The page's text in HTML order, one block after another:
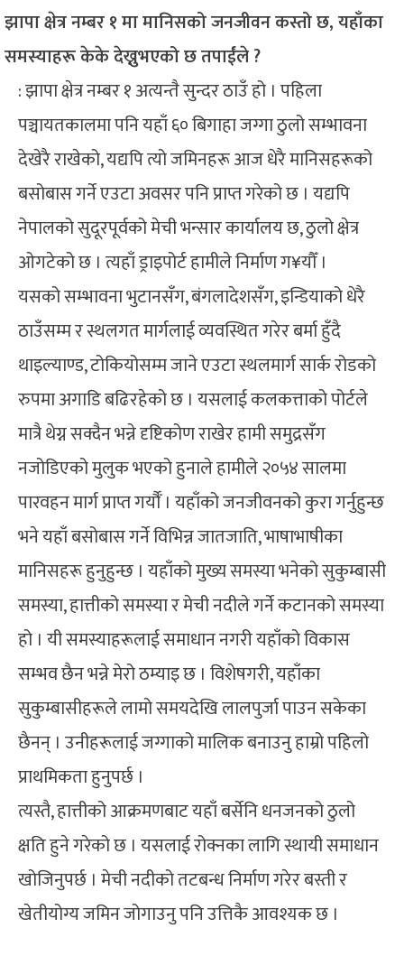
झापा क्षेत्र नम्बर १ मा मानिसको जनजीवन कस्तो छ, यहाँका
समस्याहरू केके देख्नुभएको छ तपाईंले ?
: झापा क्षेत्र नम्बर १ अत्यन्तै सुन्दर ठाउँ हो । पहिला
पञ्चायतकालमा पनि यहाँ ६० बिगाहा जग्गा ठुलो सम्भावना
देखेरै राखेको, यद्यपि त्यो जमिनहरू आज धेरै मानिसहरूको
बसोबास गर्ने एउटा अवसर पनि प्राप्त गरेको छ । यद्यपि
नेपालको सुदूरपूर्वको मेची भन्सार कार्यालय छ, ठुलो क्षेत्र
ओगटेको छ । त्यहाँ ड्राइपोर्ट हामीले निर्माण ग¥यौँ ।
यसको सम्भावना भुटानसँग, बंगलादेशसँग, इन्डियाको धेरै
ठाउँसम्म र स्थलगत मार्गलाई व्यवस्थित गरेर बर्मा हुँदै
थाइल्याण्ड, टोकियोसम्म जाने एउटा स्थलमार्ग सार्क रोडको
रुपमा अगाडि बढिरहेको छ । यसलाई कलकत्ताको पोर्टले
मात्रै थेग्न सक्दैन भन्ने दृष्टिकोण राखेर हामी समुद्रसँग
नजोडिएको मुलुक भएको हुनाले हामीले २०५४ सालमा
पारवहन मार्ग प्राप्त गर्यौँ । यहाँको जनजीवनको कुरा गर्नुहुन्छ
भने यहाँ बसोबास गर्ने विभिन्न जातजाति, भाषाभाषीका
मानिसहरू हुनुहुन्छ । यहाँको मुख्य समस्या भनेको सुकुम्बासी
समस्या, हात्तीको समस्या र मेची नदीले गर्ने कटानको समस्या
हो । यी समस्याहरूलाई समाधान नगरी यहाँको विकास
सम्भव छैन भन्ने मेरो ठम्याइ छ । विशेषगरी, यहाँका
सुकुम्बासीहरूले लामो समयदेखि लालपुर्जा पाउन सकेका
छैनन् । उनीहरूलाई जग्गाको मालिक बनाउनु हाम्रो पहिलो
प्राथमिकता हुनुपर्छ ।
त्यस्तै, हात्तीको आक्रमणबाट यहाँ बर्सेनि धनजनको ठुलो
क्षति हुने गरेको छ । यसलाई रोक्नका लागि स्थायी समाधान
खोजिनुपर्छ । मेची नदीको तटबन्ध निर्माण गरेर बस्ती र
खेतीयोग्य जमिन जोगाउनु पनि उत्तिकै आवश्यक छ ।